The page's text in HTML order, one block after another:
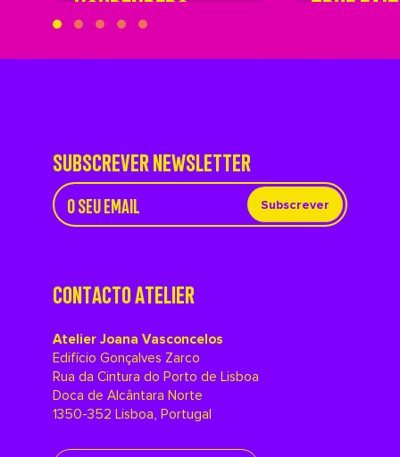
KOUDENBERG TRUE
SUBSCREVER NEWSLETTER
Subscrever
CONTACTO ATELIER
Atelier Joana Vasconcelos
Edifício Gonçalves Zarco
Rua da Cintura do Porto de Lisboa
Doca de Alcântara Norte
1350-352 Lisboa, Portugal